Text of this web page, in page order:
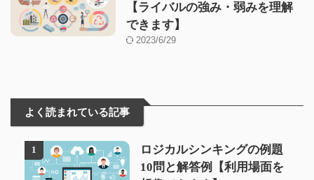
【ライバルの強み・弱みを理解
できます】
2023/6/29
よく読まれている記事
1
ロジカルシンキングの例題
10問と解答例【利用場面を